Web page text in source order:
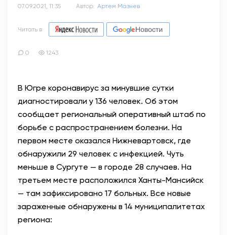
ЭТО У НАС СЕМЕЙНОЕ
АНТИТЕРРОР
НОВОСТИ
ОФИЦИАЛЬНО
07.09.2021, 11:35 Автор: Артем Мазнев
Читать в
0 1243
В Югре коронавирус за минувшие сутки
диагностировали у 136 человек. Об этом
сообщает региональный оперативный штаб по
борьбе с распространением болезни. На
первом месте оказался Нижневартовск, где
обнаружили 29 человек с инфекцией. Чуть
меньше в Сургуте — в городе 28 случаев. На
третьем месте расположился Ханты-Мансийск
— там зафиксировано 17 больных. Все новые
зараженные обнаружены в 14 муниципалитетах
региона: